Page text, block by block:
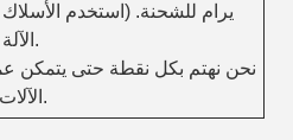
يرام للشحنة. (استخدم الأسلاك
الآلة ومواد التجفيف).
نحن نهتم بكل نقطة حتى يتمكن
الآلات في حالة مثالية.